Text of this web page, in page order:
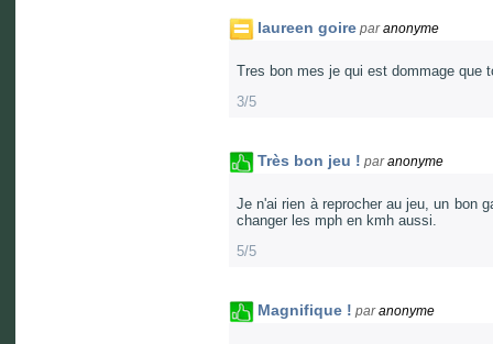
laureen goire paranonyme
Tres bon mes je qui est dommage que
3/5
Très bon jeu ! paranonyme
Je n'ai rien à reprocher au jeu, un bon
changer les mph en kmh aussi.
5/5
Magnifique ! paranonyme